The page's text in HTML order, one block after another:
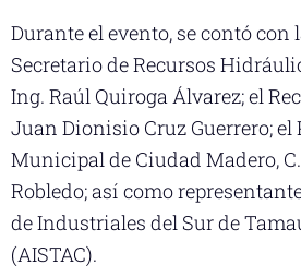
Durante el evento, se contó con
Secretario de Recursos
Ing. Raúl Quiroga Álvarez; el
Juan Dionisio Cruz Guerrero; el
Municipal de Ciudad Madero,
Robledo; así como
de Industriales del Sur de
(AISTAC).